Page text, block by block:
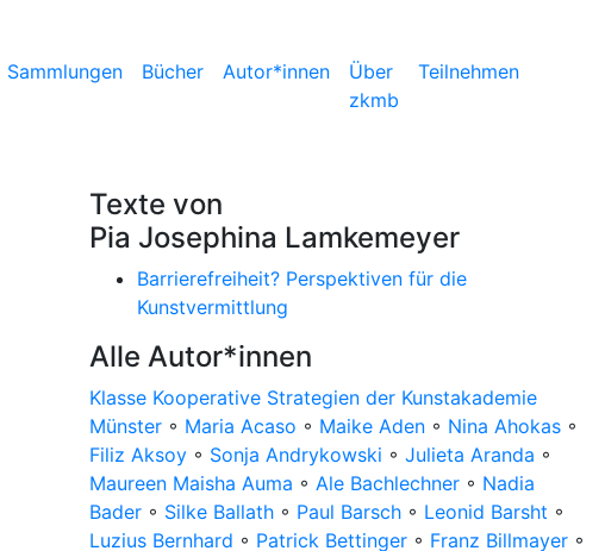
Sammlungen Bücher Autor*innen
Über
zkmb
Teilnehmen
Texte von
Pia Josephina Lamkemeyer
Barrierefreiheit? Perspektiven für die
Kunstvermittlung
Alle Autor*innen
Klasse Kooperative Strategien der Kunstakademie
Münster ◦ Maria Acaso ◦ Maike Aden ◦ Nina Ahokas ◦
Filiz Aksoy ◦ Sonja Andrykowski ◦ Julieta Aranda ◦
Maureen Maisha Auma ◦ Ale Bachlechner ◦ Nadia
Bader ◦ Silke Ballath ◦ Paul Barsch ◦ Leonid Barsht ◦
Luzius Bernhard ◦ Patrick Bettinger ◦ Franz Billmayer ◦